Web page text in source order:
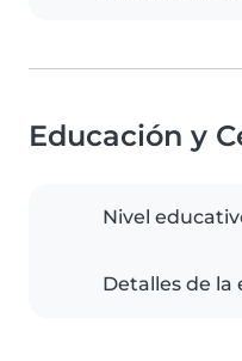
Educación y
Nivel
Detalles de la